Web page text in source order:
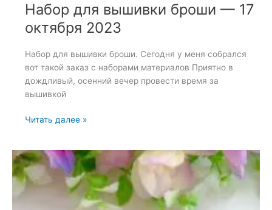
Набор для вышивки броши — 17
октября 2023
Набор для вышивки броши. Сегодня у меня собрался
вот такой заказ с наборами материалов Приятно в
дождливый, осенний вечер провести время за
вышивкой
Набор
броши
—
17
Читать далее »